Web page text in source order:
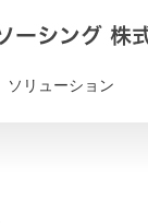
ソリューション